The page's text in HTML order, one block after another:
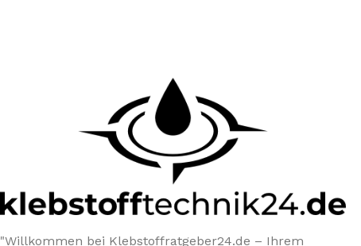
"Willkommen bei Klebstoffratgeber24.de – Ihrem